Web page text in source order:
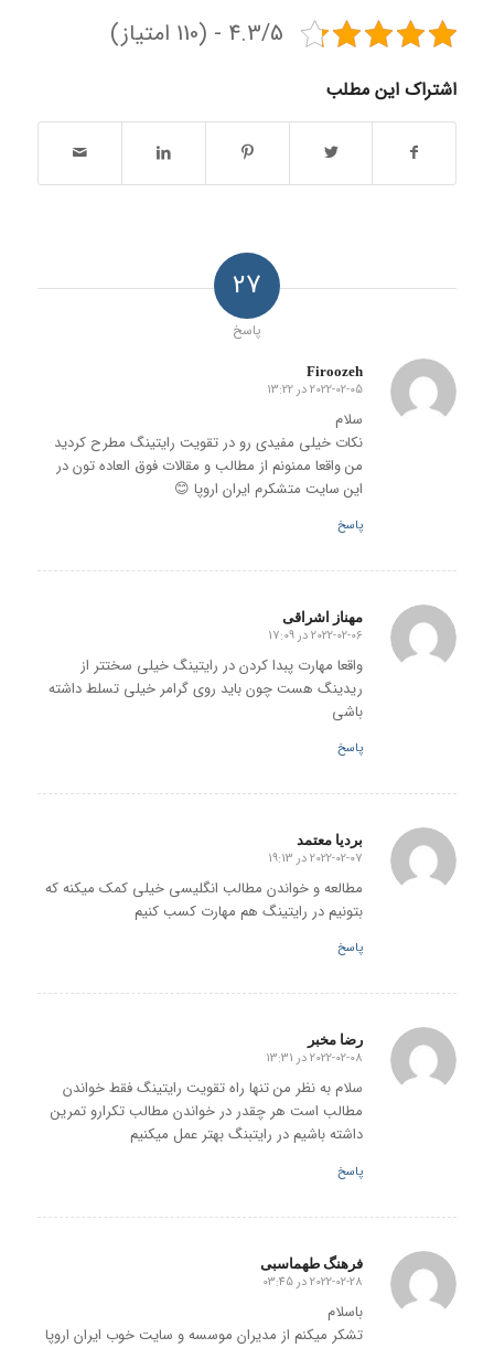
4.3/5 - (110 امتیاز)
اشتراک این مطلب
27
پاسخ
Firoozeh
گفته:
2022-02-05 در 13:22
سلام
نکات خیلی مفیدی رو در تقویت رایتینگ مطرح کردید
من واقعا ممنونم از مطالب و مقالات فوق العاده تون در
این سایت متشکرم ایران اروپا 😊
پاسخ
مهناز اشراقی
گفته:
2022-02-06 در 17:09
واقعا مهارت پبدا کردن در رایتینگ خیلی سختتر از
ریدینگ هست چون باید روی گرامر خیلی تسلط داشته
باشی
پاسخ
بردیا معتمد
گفته:
2022-02-07 در 19:13
مطالعه و خواندن مطالب انگلیسی خیلی کمک میکنه که
بتونیم در رایتینگ هم مهارت کسب کنیم
پاسخ
رضا مخبر
گفته:
2022-02-08 در 13:31
سلام به نظر من تنها راه تقویت رایتینگ فقط خواندن
مطالب است هر چقدر در خواندن مطالب تکرارو تمرین
داشته باشیم در رایتبنگ بهتر عمل میکنیم
پاسخ
فرهنگ طهماسبی
گفته:
2022-02-28 در 03:45
باسلام
تشکر میکنم از مدیران موسسه و سایت خوب ایران اروپا